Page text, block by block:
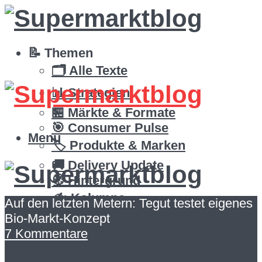
📝 Themen
🗂️ Alle Texte
📊 Strategien
🏪 Märkte & Formate
🎯 Consumer Pulse
🏷️ Produkte & Marken
🚚 Delivery Update
🧭 Hintergrund
✍️ Kolumne
Mitglieder
Zusatz-Inhalte
Menü
📝 Themen
🗂️ Alle Texte
Auf den letzten Metern: Tegut testet eigenes
Bio-Markt-Konzept
7 Kommentare